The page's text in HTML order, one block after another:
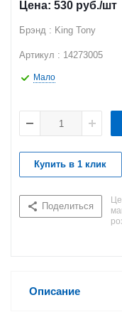
530 руб./шт
Брэнд : King Tony
Артикул : 14273005
Мало
Купить в 1 клик
Поделиться
Описание